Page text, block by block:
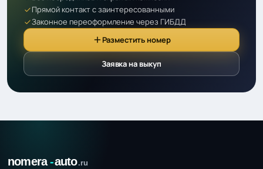
Прямой контакт с заинтересованными
Законное переоформление через ГИБДД
Разместить номер
Заявка на выкуп